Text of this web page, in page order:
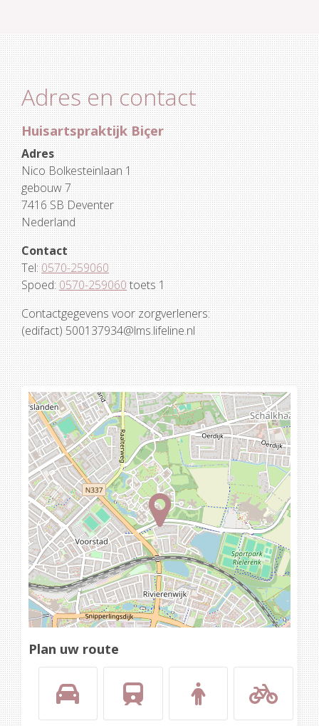
Adres en contact
Huisartspraktijk Biçer
Adres
Nico Bolkesteinlaan 1
gebouw 7
7416 SB Deventer
Nederland
Contact
Tel:0570-259060
Spoed:0570-259060toets 1
Contactgegevens voor zorgverleners:
(edifact) 500137934@lms.lifeline.nl
Loading...
Plan uw route